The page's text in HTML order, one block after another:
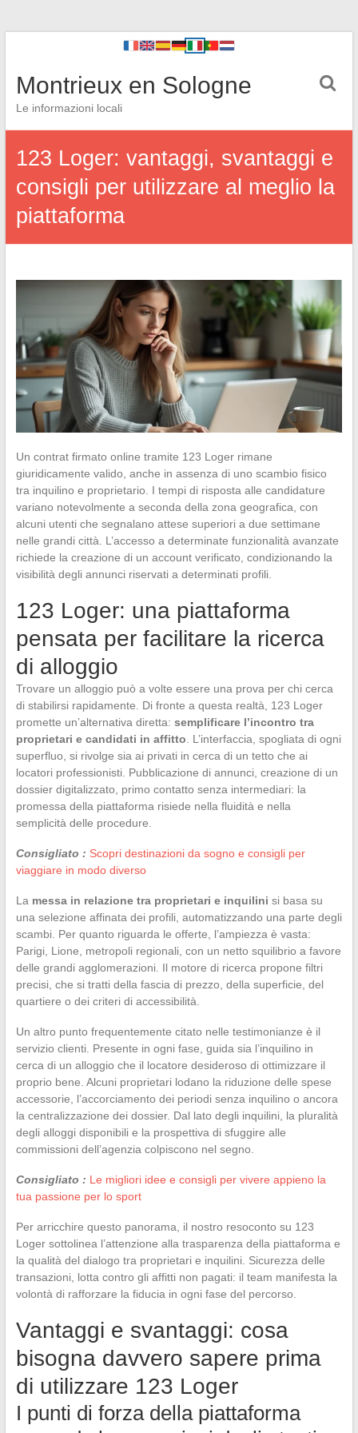
Montrieux en Sologne
Le informazioni locali
123 Loger: vantaggi, svantaggi e
consigli per utilizzare al meglio la
piattaforma
Un contrat firmato online tramite 123 Loger rimane
giuridicamente valido, anche in assenza di uno scambio fisico
tra inquilino e proprietario. I tempi di risposta alle candidature
variano notevolmente a seconda della zona geografica, con
alcuni utenti che segnalano attese superiori a due settimane
nelle grandi città. L’accesso a determinate funzionalità avanzate
richiede la creazione di un account verificato, condizionando la
visibilità degli annunci riservati a determinati profili.
123 Loger: una piattaforma
pensata per facilitare la ricerca
di alloggio
Trovare un alloggio può a volte essere una prova per chi cerca
di stabilirsi rapidamente. Di fronte a questa realtà, 123 Loger
promette un’alternativa diretta: semplificare l’incontro tra
proprietari e candidati in affitto . L’interfaccia, spogliata di ogni
superfluo, si rivolge sia ai privati in cerca di un tetto che ai
locatori professionisti. Pubblicazione di annunci, creazione di un
dossier digitalizzato, primo contatto senza intermediari: la
promessa della piattaforma risiede nella fluidità e nella
semplicità delle procedure.
Consigliato : Scopri destinazioni da sogno e consigli per
viaggiare in modo diverso
La messa in relazione tra proprietari e inquilini si basa su
una selezione affinata dei profili, automatizzando una parte degli
scambi. Per quanto riguarda le offerte, l’ampiezza è vasta:
Parigi, Lione, metropoli regionali, con un netto squilibrio a favore
delle grandi agglomerazioni. Il motore di ricerca propone filtri
precisi, che si tratti della fascia di prezzo, della superficie, del
quartiere o dei criteri di accessibilità.
Un altro punto frequentemente citato nelle testimonianze è il
servizio clienti. Presente in ogni fase, guida sia l’inquilino in
cerca di un alloggio che il locatore desideroso di ottimizzare il
proprio bene. Alcuni proprietari lodano la riduzione delle spese
accessorie, l’accorciamento dei periodi senza inquilino o ancora
la centralizzazione dei dossier. Dal lato degli inquilini, la pluralità
degli alloggi disponibili e la prospettiva di sfuggire alle
commissioni dell’agenzia colpiscono nel segno.
Consigliato : Le migliori idee e consigli per vivere appieno la
tua passione per lo sport
Per arricchire questo panorama, il nostro resoconto su 123
Loger sottolinea l’attenzione alla trasparenza della piattaforma e
la qualità del dialogo tra proprietari e inquilini. Sicurezza delle
transazioni, lotta contro gli affitti non pagati: il team manifesta la
volontà di rafforzare la fiducia in ogni fase del percorso.
Vantaggi e svantaggi: cosa
bisogna davvero sapere prima
di utilizzare 123 Loger
I punti di forza della piattaforma